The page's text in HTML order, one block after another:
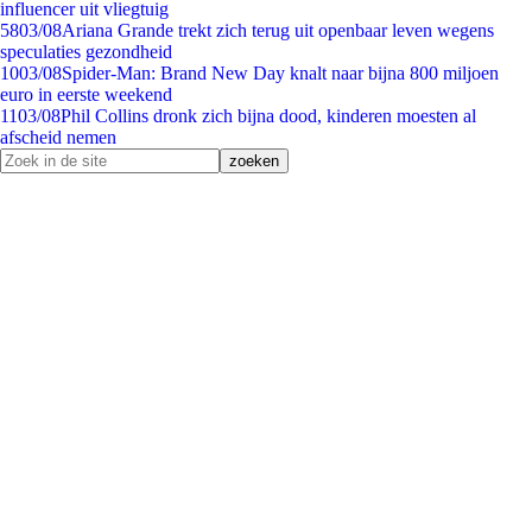
influencer uit vliegtuig
5803/08Ariana Grande trekt zich terug uit openbaar leven wegens
speculaties gezondheid
1003/08Spider-Man: Brand New Day knalt naar bijna 800 miljoen
euro in eerste weekend
1103/08Phil Collins dronk zich bijna dood, kinderen moesten al
afscheid nemen